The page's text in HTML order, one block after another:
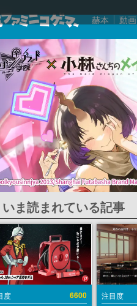
赫本 動画
いま読まれている記事
度 6600 注目度